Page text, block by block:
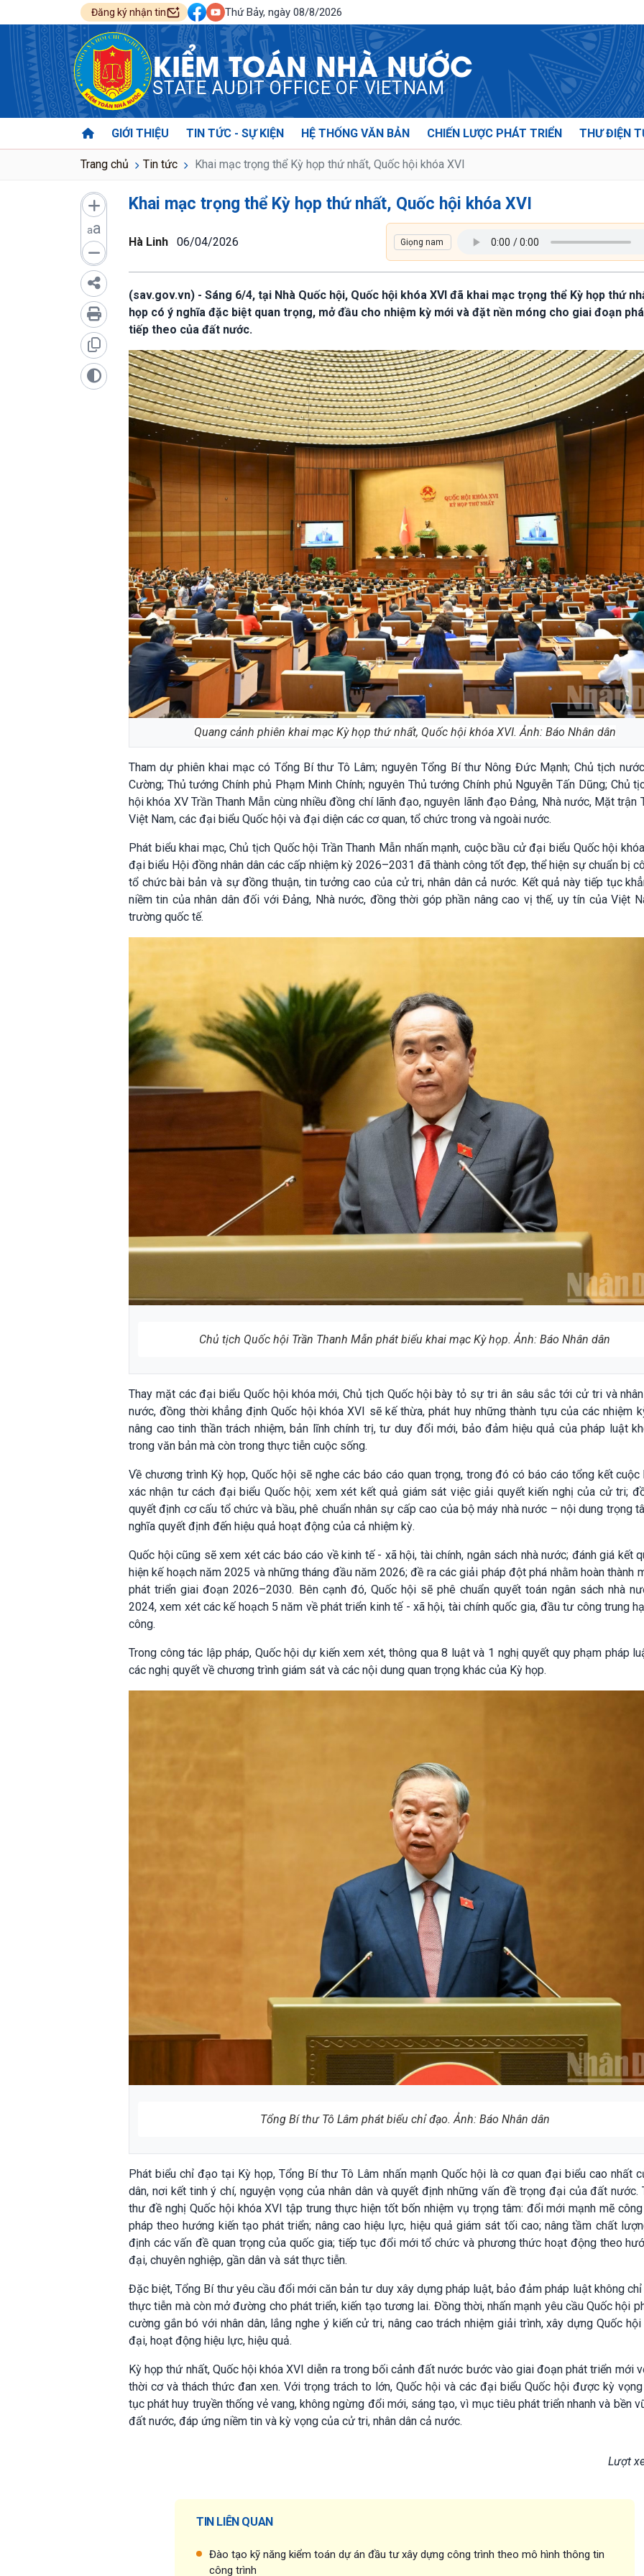
Đăng ký nhận tin Thứ Bảy, ngày 08/8/2026
KIỂM TOÁN NHÀ NƯỚC
STATE AUDIT OFFICE OF VIETNAM
GIỚI THIỆU TIN TỨC - SỰ KIỆN HỆ THỐNG VĂN BẢN CHIẾN LƯỢC PHÁT TRIỂN THƯ ĐIỆN
Trang chủ Tin tức Khai mạc trọng thể Kỳ họp thứ nhất, Quốc hội khóa XVI
aa
Khai mạc trọng thể Kỳ họp thứ nhất, Quốc hội khóa XVI
Hà Linh 06/04/2026
(sav.gov.vn) - Sáng 6/4, tại Nhà Quốc hội, Quốc hội khóa XVI đã khai mạc trọng thể Kỳ họp thứ
họp có ý nghĩa đặc biệt quan trọng, mở đầu cho nhiệm kỳ mới và đặt nền móng cho giai đoạn
tiếp theo của đất nước.
Quang cảnh phiên khai mạc Kỳ họp thứ nhất, Quốc hội khóa XVI. Ảnh: Báo Nhân dân
Tham dự phiên khai mạc có Tổng Bí thư Tô Lâm; nguyên Tổng Bí thư Nông Đức Mạnh; Chủ tịch nước
Cường; Thủ tướng Chính phủ Phạm Minh Chính; nguyên Thủ tướng Chính phủ Nguyễn Tấn Dũng; Chủ
hội khóa XV Trần Thanh Mẫn cùng nhiều đồng chí lãnh đạo, nguyên lãnh đạo Đảng, Nhà nước, Mặt trận
Việt Nam, các đại biểu Quốc hội và đại diện các cơ quan, tổ chức trong và ngoài nước.
Phát biểu khai mạc, Chủ tịch Quốc hội Trần Thanh Mẫn nhấn mạnh, cuộc bầu cử đại biểu Quốc hội
đại biểu Hội đồng nhân dân các cấp nhiệm kỳ 2026–2031 đã thành công tốt đẹp, thể hiện sự chuẩn bị
tổ chức bài bản và sự đồng thuận, tin tưởng cao của cử tri, nhân dân cả nước. Kết quả này tiếp tục
niềm tin của nhân dân đối với Đảng, Nhà nước, đồng thời góp phần nâng cao vị thế, uy tín của Việt
trường quốc tế.
Chủ tịch Quốc hội Trần Thanh Mẫn phát biểu khai mạc Kỳ họp. Ảnh: Báo Nhân dân
Thay mặt các đại biểu Quốc hội khóa mới, Chủ tịch Quốc hội bày tỏ sự tri ân sâu sắc tới cử tri và
nước, đồng thời khẳng định Quốc hội khóa XVI sẽ kế thừa, phát huy những thành tựu của các nhiệm
nâng cao tinh thần trách nhiệm, bản lĩnh chính trị, tư duy đổi mới, bảo đảm hiệu quả của pháp luật
trong văn bản mà còn trong thực tiễn cuộc sống.
Về chương trình Kỳ họp, Quốc hội sẽ nghe các báo cáo quan trọng, trong đó có báo cáo tổng kết cuộc
xác nhận tư cách đại biểu Quốc hội; xem xét kết quả giám sát việc giải quyết kiến nghị của cử tri;
quyết định cơ cấu tổ chức và bầu, phê chuẩn nhân sự cấp cao của bộ máy nhà nước – nội dung trọng
nghĩa quyết định đến hiệu quả hoạt động của cả nhiệm kỳ.
Quốc hội cũng sẽ xem xét các báo cáo về kinh tế - xã hội, tài chính, ngân sách nhà nước; đánh giá kết
hiện kế hoạch năm 2025 và những tháng đầu năm 2026; đề ra các giải pháp đột phá nhằm hoàn thành
phát triển giai đoạn 2026–2030. Bên cạnh đó, Quốc hội sẽ phê chuẩn quyết toán ngân sách nhà
2024, xem xét các kế hoạch 5 năm về phát triển kinh tế - xã hội, tài chính quốc gia, đầu tư công trung
công.
Trong công tác lập pháp, Quốc hội dự kiến xem xét, thông qua 8 luật và 1 nghị quyết quy phạm pháp
các nghị quyết về chương trình giám sát và các nội dung quan trọng khác của Kỳ họp.
Tổng Bí thư Tô Lâm phát biểu chỉ đạo. Ảnh: Báo Nhân dân
Phát biểu chỉ đạo tại Kỳ họp, Tổng Bí thư Tô Lâm nhấn mạnh Quốc hội là cơ quan đại biểu cao nhất
dân, nơi kết tinh ý chí, nguyện vọng của nhân dân và quyết định những vấn đề trọng đại của đất nước.
thư đề nghị Quốc hội khóa XVI tập trung thực hiện tốt bốn nhiệm vụ trọng tâm: đổi mới mạnh mẽ
pháp theo hướng kiến tạo phát triển; nâng cao hiệu lực, hiệu quả giám sát tối cao; nâng tầm chất
định các vấn đề quan trọng của quốc gia; tiếp tục đổi mới tổ chức và phương thức hoạt động theo
đại, chuyên nghiệp, gần dân và sát thực tiễn.
Đặc biệt, Tổng Bí thư yêu cầu đổi mới căn bản tư duy xây dựng pháp luật, bảo đảm pháp luật không
thực tiễn mà còn mở đường cho phát triển, kiến tạo tương lai. Đồng thời, nhấn mạnh yêu cầu Quốc hội
cường gắn bó với nhân dân, lắng nghe ý kiến cử tri, nâng cao trách nhiệm giải trình, xây dựng Quốc
đại, hoạt động hiệu lực, hiệu quả.
Kỳ họp thứ nhất, Quốc hội khóa XVI diễn ra trong bối cảnh đất nước bước vào giai đoạn phát triển mới
thời cơ và thách thức đan xen. Với trọng trách to lớn, Quốc hội và các đại biểu Quốc hội được kỳ
tục phát huy truyền thống vẻ vang, không ngừng đổi mới, sáng tạo, vì mục tiêu phát triển nhanh và bền
đất nước, đáp ứng niềm tin và kỳ vọng của cử tri, nhân dân cả nước.
Lượt
TIN LIÊN QUAN
Đào tạo kỹ năng kiểm toán dự án đầu tư xây dựng công trình theo mô hình thông tin
công trình